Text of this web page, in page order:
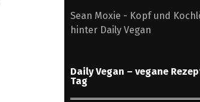
Sean Moxie - Kopf und
hinter Daily Vegan
Daily Vegan – vegane
Tag